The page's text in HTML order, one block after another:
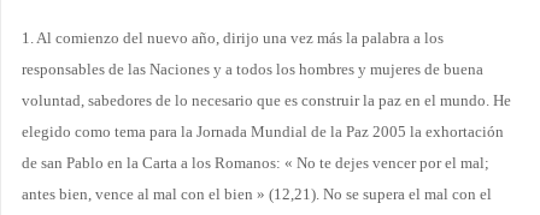
1. Al comienzo del nuevo año, dirijo una vez más la palabra a los
responsables de las Naciones y a todos los hombres y mujeres de buena
voluntad, sabedores de lo necesario que es construir la paz en el mundo. He
elegido como tema para la Jornada Mundial de la Paz 2005 la exhortación
de san Pablo en la Carta a los Romanos: « No te dejes vencer por el mal;
antes bien, vence al mal con el bien » (12,21). No se supera el mal con el